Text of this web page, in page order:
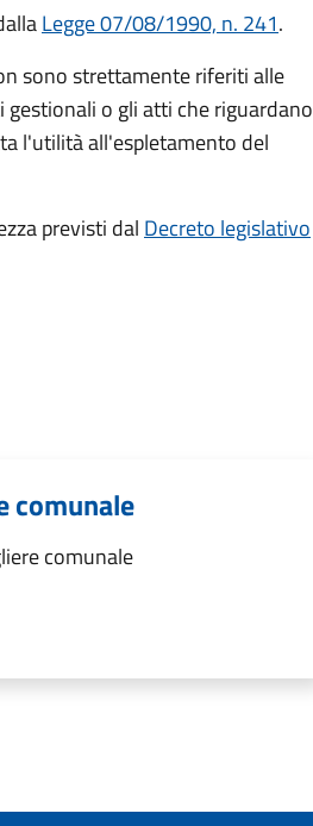
Legge 07/08/1990, n. 241.
sono strettamente riferiti alle
o gli atti che riguardano
l'utilità all'espletamento del
previsti dal Decreto legislativo
comunale
comunale